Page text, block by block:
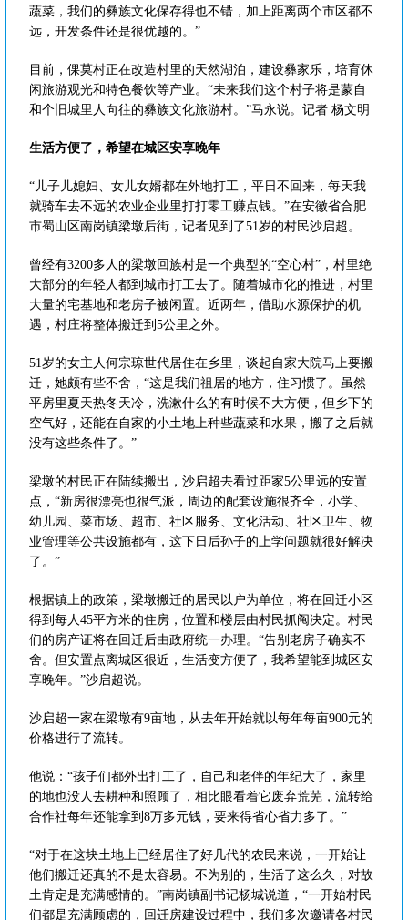
蔬菜，我们的彝族文化保存得也不错，加上距离两个市区都不
远，开发条件还是很优越的。”
目前，倮莫村正在改造村里的天然湖泊，建设彝家乐，培育休
闲旅游观光和特色餐饮等产业。“未来我们这个村子将是蒙自
和个旧城里人向往的彝族文化旅游村。”马永说。记者 杨文明
生活方便了，希望在城区安享晚年
“儿子儿媳妇、女儿女婿都在外地打工，平日不回来，每天我
就骑车去不远的农业企业里打打零工赚点钱。”在安徽省合肥
市蜀山区南岗镇梁墩后街，记者见到了51岁的村民沙启超。
曾经有3200多人的梁墩回族村是一个典型的“空心村”，村里绝
大部分的年轻人都到城市打工去了。随着城市化的推进，村里
大量的宅基地和老房子被闲置。近两年，借助水源保护的机
遇，村庄将整体搬迁到5公里之外。
51岁的女主人何宗琼世代居住在乡里，谈起自家大院马上要搬
迁，她颇有些不舍，“这是我们祖居的地方，住习惯了。虽然
平房里夏天热冬天冷，洗漱什么的有时候不大方便，但乡下的
空气好，还能在自家的小土地上种些蔬菜和水果，搬了之后就
没有这些条件了。”
梁墩的村民正在陆续搬出，沙启超去看过距家5公里远的安置
点，“新房很漂亮也很气派，周边的配套设施很齐全，小学、
幼儿园、菜市场、超市、社区服务、文化活动、社区卫生、物
业管理等公共设施都有，这下日后孙子的上学问题就很好解决
了。”
根据镇上的政策，梁墩搬迁的居民以户为单位，将在回迁小区
得到每人45平方米的住房，位置和楼层由村民抓阄决定。村民
们的房产证将在回迁后由政府统一办理。“告别老房子确实不
舍。但安置点离城区很近，生活变方便了，我希望能到城区安
享晚年。”沙启超说。
沙启超一家在梁墩有9亩地，从去年开始就以每年每亩900元的
价格进行了流转。
他说：“孩子们都外出打工了，自己和老伴的年纪大了，家里
的地也没人去耕种和照顾了，相比眼看着它废弃荒芜，流转给
合作社每年还能拿到8万多元钱，要来得省心省力多了。”
“对于在这块土地上已经居住了好几代的农民来说，一开始让
他们搬迁还真的不是太容易。不为别的，生活了这么久，对故
土肯定是充满感情的。”南岗镇副书记杨城说道，“一开始村民
们都是充满顾虑的，回迁房建设过程中，我们多次邀请各村民